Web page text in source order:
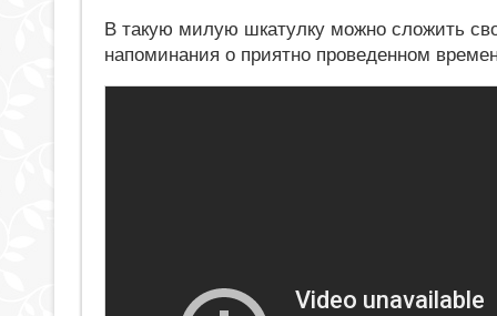
В такую милую шкатулку можно сложить
напоминания о приятно проведенном